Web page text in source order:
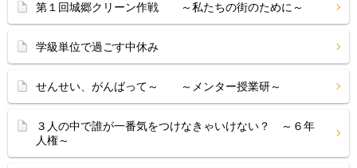
第１回城郷クリーン作戦 ～私たちの街のために～
学級単位で過ごす中休み
せんせい、がんばって～ ～メンター授業研～
３人の中で誰が一番気をつけなきゃいけない？ ～６年
人権～